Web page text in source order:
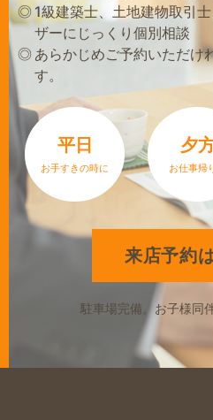
1級建築士、土地建物取引
ザーにじっくり個別相談
あらかじめご予約いただけ
す。
平日
お手すきの時に
夕
お仕事帰
来店予約
駐車場完備。お子様同